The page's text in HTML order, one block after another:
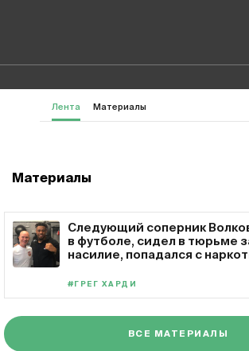
Лента Материалы
Материалы
Следующий соперник
в футболе, сидел в тюрьме
насилие, попадался с
#ГРЕГ ХАРДИ
ВСЕ МАТЕРИАЛЫ